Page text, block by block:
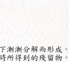
漸漸分解而形成。
所得到的殘留物。